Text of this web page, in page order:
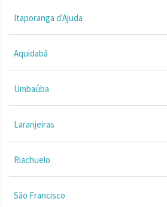
Itaporanga d'Ajuda
Aquidabã
Umbaúba
Laranjeiras
Riachuelo
São Francisco